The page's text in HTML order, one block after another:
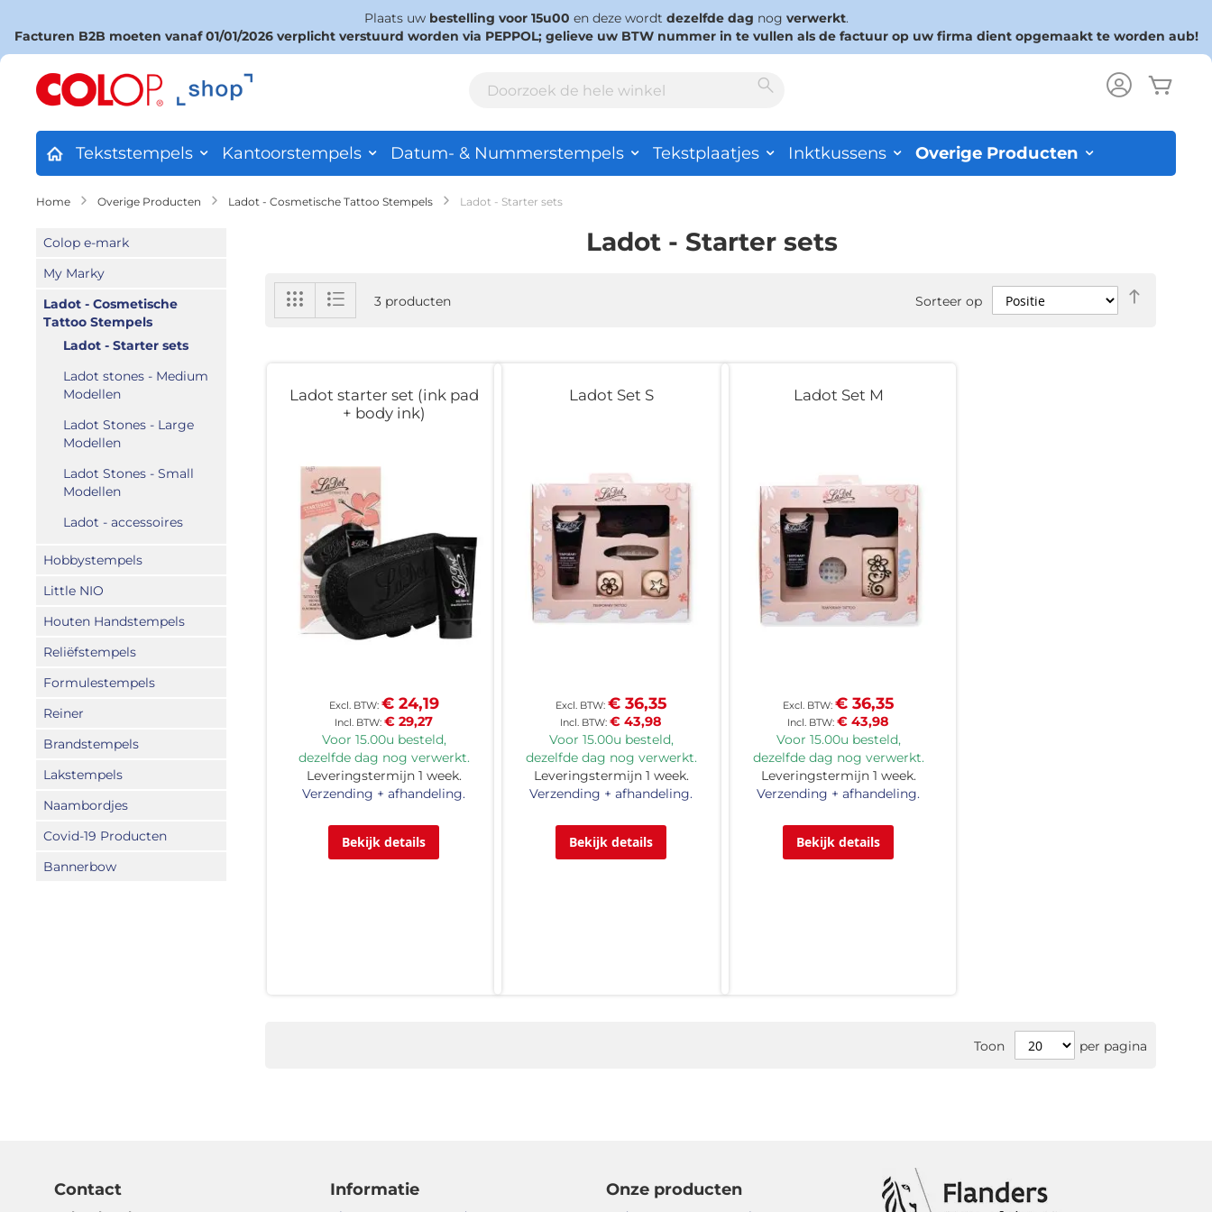
Plaats uw bestelling voor 15u00 en deze wordt dezelfde dag nog verwerkt.
Facturen B2B moeten vanaf 01/01/2026 verplicht verstuurd worden via PEPPOL; gelieve uw BTW nummer in te vullen als de factuur op uw firma dient opgemaakt te worden aub!
Ga
Tekststempels Kantoorstempels Datum- & Nummerstempels Tekstplaatjes Inktkussens Overige Producten
Home Overige Producten Ladot - Cosmetische Tattoo Stempels Ladot - Starter sets
Ladot - Starter sets
Tonen
als
Foto-
tabel 3producten Sorteer op
Ladot starter set (ink pad
+ body ink)
€ 29,27
€ 24,19
Voor 15.00u besteld,
dezelfde dag nog verwerkt.
Leveringstermijn 1 week.
Verzending + afhandeling.
Bekijk details
Ladot Set S
€ 43,98
€ 36,35
Voor 15.00u besteld,
dezelfde dag nog verwerkt.
Leveringstermijn 1 week.
Verzending + afhandeling.
Bekijk details
Ladot Set M
€ 43,98
€ 36,35
Voor 15.00u besteld,
dezelfde dag nog verwerkt.
Leveringstermijn 1 week.
Verzending + afhandeling.
Bekijk details
Toon per pagina
Colop e-mark
My Marky
Ladot - Cosmetische
Tattoo Stempels
Ladot - Starter sets
Ladot stones - Medium
Modellen
Ladot Stones - Large
Modellen
Ladot Stones - Small
Modellen
Ladot - accessoires
Hobbystempels
Little NIO
Houten Handstempels
Reliëfstempels
Formulestempels
Reiner
Brandstempels
Lakstempels
Naambordjes
Covid-19 Producten
Bannerbow
Contact Informatie Onze producten